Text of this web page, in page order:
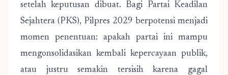
setelah keputusan dibuat. Bagi Partai Keadilan
Sejahtera (PKS), Pilpres 2029 berpotensi menjadi
momen penentuan: apakah partai ini mampu
mengonsolidasikan kembali kepercayaan publik,
atau justru semakin tersisih karena gagal